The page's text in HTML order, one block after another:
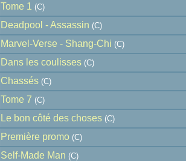
Tome 1
(C)
Deadpool - Assassin (C)
Marvel-Verse - Shang-Chi (C)
Dans les coulisses (C)
Chassés (C)
Tome 7 (C)
Le bon côté des choses (C)
Première promo (C)
Self-Made Man (C)